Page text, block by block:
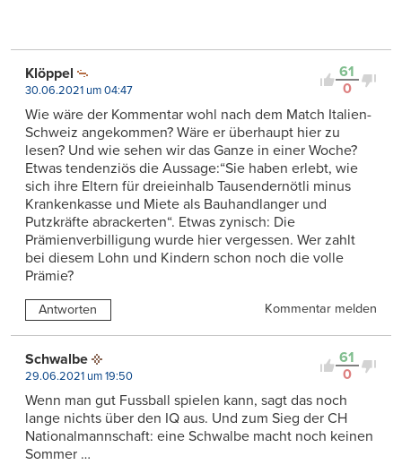
61
0
Klöppel
30.06.2021 um 04:47
Wie wäre der Kommentar wohl nach dem Match Italien-
Schweiz angekommen? Wäre er überhaupt hier zu
lesen? Und wie sehen wir das Ganze in einer Woche?
Etwas tendenziös die Aussage:“Sie haben erlebt, wie
sich ihre Eltern für dreieinhalb Tausendernötli minus
Krankenkasse und Miete als Bauhandlanger und
Putzkräfte abrackerten“. Etwas zynisch: Die
Prämienverbilligung wurde hier vergessen. Wer zahlt
bei diesem Lohn und Kindern schon noch die volle
Prämie?
Antworten Kommentar melden
61
0
Schwalbe
29.06.2021 um 19:50
Wenn man gut Fussball spielen kann, sagt das noch
lange nichts über den IQ aus. Und zum Sieg der CH
Nationalmannschaft: eine Schwalbe macht noch keinen
Sommer …